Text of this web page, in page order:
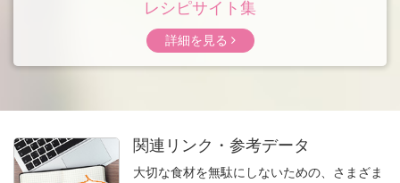
レシピサイト集
詳細を見る
関連リンク・参考データ
大切な食材を無駄にしないための、さまざま